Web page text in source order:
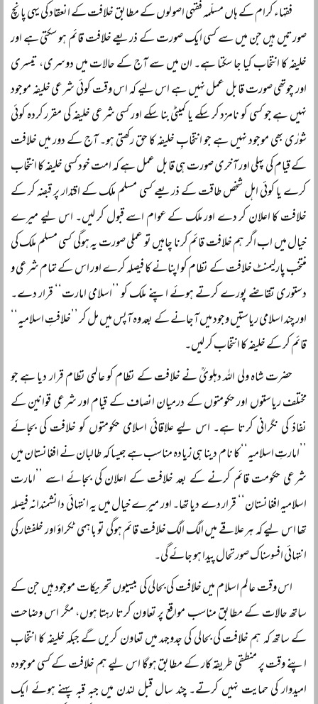
فقہاء کرام کے ہاں مسلّمہ فقہی اصولوں کے مطابق خلافت کے انعقاد کی یہی پانچ
صورتیں ہیں جن میں سے کسی ایک صورت کے ذریعے خلافت قائم ہو سکتی ہے اور
خلیفہ کا انتخاب کیا جا سکتا ہے۔ ان میں سے آج کے حالات میں دوسری، تیسری
اور چوتھی صورت قابل عمل نہیں ہے اس لیے کہ اس وقت کوئی شرعی خلیفہ موجود
نہیں ہے جو کسی کو نامزد کر سکے یا کمیٹی بنا سکے اور کسی شرعی خلیفہ کی مقرر کردہ کوئی
شورٰی بھی موجود نہیں ہے جو انتخابِ خلیفہ کا حق رکھتی ہو۔ آج کے دور میں خلافت
کے قیام کی پہلی اور آخری صورت ہی قابل عمل ہے کہ امت خود کسی خلیفہ کا انتخاب
کرے یا کوئی اہل شخص طاقت کے ذریعے کسی مسلم ملک کے اقتدار پر قبضہ کر کے
خلافت کا اعلان کر دے اور ملک کے عوام اسے قبول کر لیں۔ اس لیے میرے
خیال میں اب اگر ہم خلافت قائم کرنا چاہیں تو عملی صورت یہ ہوگی کسی مسلم ملک کی
منتخب پارلیمنٹ خلافت کے نظام کو اپنانے کا فیصلہ کرے اور اس کے تمام شرعی و
دستوری تقاضے پورے کرتے ہوئے اپنے ملک کو ’’اسلامی امارت‘‘ قرار دے۔
اور چند اسلامی ریاستیں وجود میں آجانے کے بعد وہ آپس میں مل کر ’’خلافتِ اسلامیہ‘‘
قائم کر کے خلیفہ کا انتخاب کر لیں۔
حضرت شاہ ولی اللہ دہلویؒ نے خلافت کے نظام کو عالمی نظام قرار دیا ہے جو
مختلف ریاستوں اور حکومتوں کے درمیان انصاف کے قیام اور شرعی قوانین کے
نفاذ کی نگرانی کرتا ہے۔ اس لیے علاقائی اسلامی حکومتوں کو خلافت کی بجائے
’’امارتِ اسلامیہ‘‘ کا نام دینا ہی زیادہ مناسب ہے جیسا کہ طالبان نے افغانستان میں
شرعی حکومت قائم کرنے کے بعد خلافت کے اعلان کی بجائے اسے ’’امارت
اسلامیہ افغانستان‘‘ قرار دے دیا تھا۔ اور میرے خیال میں یہ انتہائی دانشمندانہ فیصلہ
تھا اس لیے کہ ہر علاقے میں الگ الگ خلافت قائم ہوگی تو باہمی ٹکراؤ اور خلفشار کی
انتہائی افسوسناک صورتحال پیدا ہو جائے گی۔
اس وقت عالم اسلام میں خلافت کی بحالی کی بیسیوں تحریکات موجود ہیں جن کے
ساتھ حالات کے مطابق مناسب مواقع پر تعاون کرتا رہتا ہوں، مگر اس وضاحت
کے ساتھ کہ ہم خلافت کی بحالی کی جدوجہد میں تعاون کریں گے جبکہ خلیفہ کا انتخاب
اپنے وقت پر منطقی طریقہ کار کے مطابق ہوگا اس لیے ہم خلافت کے کسی موجودہ
امیدوار کی حمایت نہیں کرتے۔ چند سال قبل لندن میں جبہ قبہ پہنے ہوئے ایک